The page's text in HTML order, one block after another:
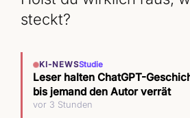
steckt?
KI-NEWSStudie
Leser halten ChatGPT-
bis jemand den Autor verrät
vor 3 Stunden